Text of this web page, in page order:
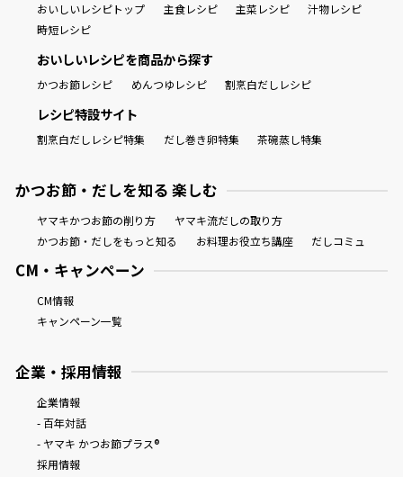
おいしいレシピトップ 主食レシピ 主菜レシピ
汁物レシピ
時短レシピ
おいしいレシピを商品から探す
かつお節レシピ めんつゆレシピ 割烹白だしレシピ
レシピ特設サイト
割烹白だしレシピ特集 だし巻き卵特集 茶碗蒸し特集
かつお節・だしを知る 楽しむ
ヤマキかつお節の削り方
ヤマキ流だしの取り方
かつお節・だしをもっと知る
お料理お役立ち講座 だしコミュ
CM・キャンペーン
CM情報
キャンペーン一覧
企業・採用情報
企業情報
- 百年対話
- ヤマキ かつお節プラス®
採用情報